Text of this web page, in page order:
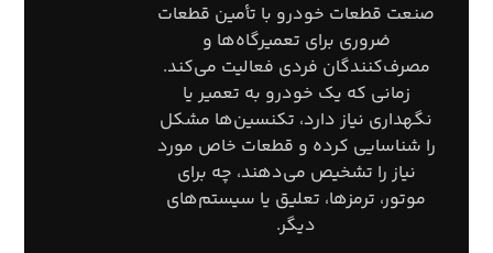
صنعت قطعات خودرو با تأمین قطعات
ضروری برای تعمیرگاه‌ها و
مصرف‌کنندگان فردی فعالیت می‌کند.
زمانی که یک خودرو به تعمیر یا
نگهداری نیاز دارد، تکنسین‌ها مشکل
را شناسایی کرده و قطعات خاص مورد
نیاز را تشخیص می‌دهند، چه برای
موتور، ترمزها، تعلیق یا سیستم‌های
دیگر.